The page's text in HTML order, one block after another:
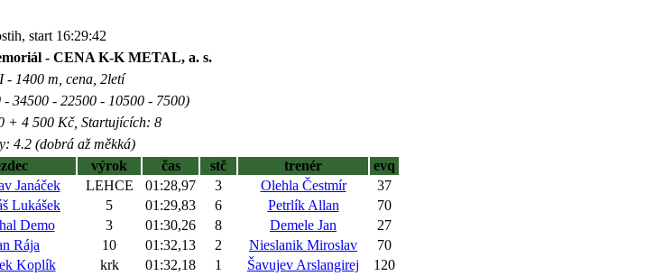
start 16:29:42
- CENA K-K METAL, a. s.
- 1400 m, cena, 2letí
- 34500 - 22500 - 10500 - 7500)
+ 4 500 Kč, Startujících: 8
4.2 (dobrá až měkká)
výrok čas stč trenér
evq
Janáček LEHCE 01:28,97 3 Olehla Čestmír
37
Lukášek 5 01:29,83 6 Petrlík Allan
70
Demo 3 01:30,26 8 Demele Jan
27
Rája 10 01:32,13 2 Nieslanik Miroslav
70
Koplík krk 01:32,18 1 Šavujev Arslangirej
120